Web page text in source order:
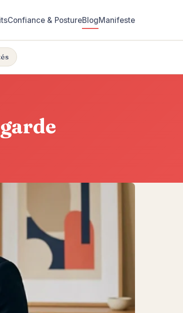
Confiance & PostureBlogManifeste